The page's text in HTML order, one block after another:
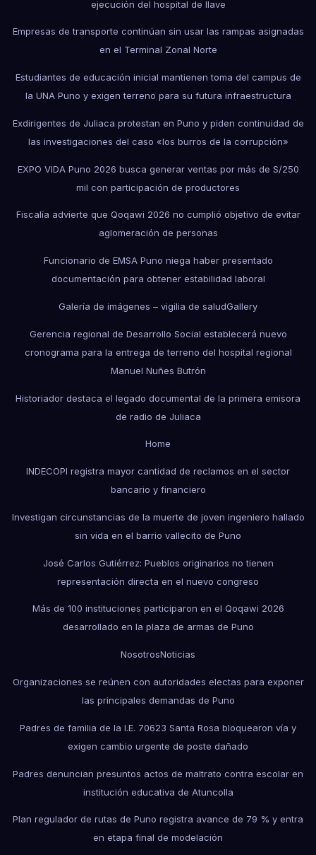
ejecución del hospital de Ilave
Empresas de transporte continúan sin usar las rampas asignadas
en el Terminal Zonal Norte
Estudiantes de educación inicial mantienen toma del campus de
la UNA Puno y exigen terreno para su futura infraestructura
Exdirigentes de Juliaca protestan en Puno y piden continuidad de
las investigaciones del caso «los burros de la corrupción»
EXPO VIDA Puno 2026 busca generar ventas por más de S/250
mil con participación de productores
Fiscalía advierte que Qoqawi 2026 no cumplió objetivo de evitar
aglomeración de personas
Funcionario de EMSA Puno niega haber presentado
documentación para obtener estabilidad laboral
Galería de imágenes – vigilia de saludGallery
Gerencia regional de Desarrollo Social establecerá nuevo
cronograma para la entrega de terreno del hospital regional
Manuel Nuñes Butrón
Historiador destaca el legado documental de la primera emisora
de radio de Juliaca
Home
INDECOPI registra mayor cantidad de reclamos en el sector
bancario y financiero
Investigan circunstancias de la muerte de joven ingeniero hallado
sin vida en el barrio vallecito de Puno
José Carlos Gutiérrez: Pueblos originarios no tienen
representación directa en el nuevo congreso
Más de 100 instituciones participaron en el Qoqawi 2026
desarrollado en la plaza de armas de Puno
NosotrosNoticias
Organizaciones se reúnen con autoridades electas para exponer
las principales demandas de Puno
Padres de familia de la I.E. 70623 Santa Rosa bloquearon vía y
exigen cambio urgente de poste dañado
Padres denuncian presuntos actos de maltrato contra escolar en
institución educativa de Atuncolla
Plan regulador de rutas de Puno registra avance de 79 % y entra
en etapa final de modelación